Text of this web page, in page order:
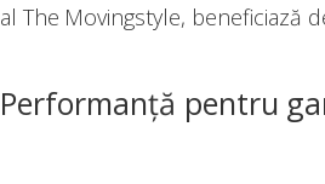
al The Movingstyle, beneficiază
Performanță pentru